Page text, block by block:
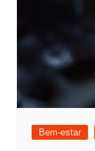
Bem-estar